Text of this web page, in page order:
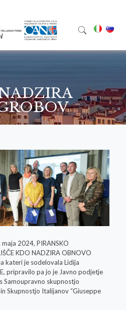
2024, PIRANSKO
KDO NADZIRA OBNOVO
kateri je sodelovala Lidija
pripravilo pa jo je Javno podjetje
Samoupravno skupnostjo
Skupnostjo Italijanov “Giuseppe